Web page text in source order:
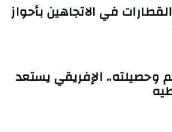
في الاتجاهين بأحواز
وحصيلته.. الإفريقي يستعد